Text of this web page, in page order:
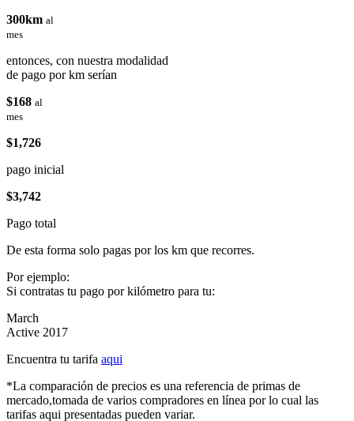
300km al
mes
entonces, con nuestra modalidad
de pago por km serían
$168 al
mes
$1,726
pago inicial
$3,742
Pago total
De esta forma solo pagas por los km que recorres.
Por ejemplo:
Si contratas tu pago por kilómetro para tu:
March
Active 2017
Encuentra tu tarifa aqui
*La comparación de precios es una referencia de primas de
mercado,tomada de varios compradores en línea por lo cual las
tarifas aqui presentadas pueden variar.